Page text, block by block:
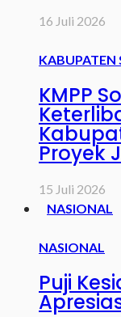
16 Juli 2026
KABUPATEN
KMPP
Proyek
15 Juli 2026
NASIONAL
NASIONAL
Puji